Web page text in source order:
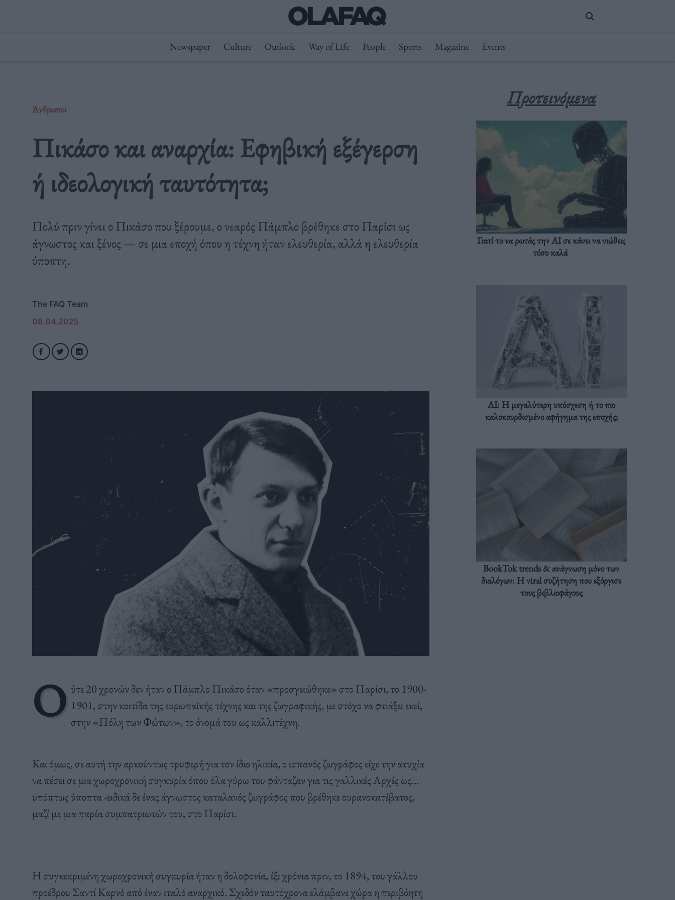
Newspaper Culture Outlook Way of Life People Sports Magazine Events
Άνθρωποι
Πικάσο και αναρχία: Εφηβική εξέγερση
ή ιδεολογική ταυτότητα;
Πολύ πριν γίνει ο Πικάσο που ξέρουμε, ο νεαρός Πάμπλο βρέθηκε στο Παρίσι ως
άγνωστος και ξένος — σε μια εποχή όπου η τέχνη ήταν ελευθερία, αλλά η ελευθερία
ύποπτη.
The FAQ Team
08.04.2025
Ο ύτε 20 χρονών δεν ήταν ο Πάμπλο Πικάσο όταν «προσγειώθηκε» στο Παρίσι, το 1900-
1901, στην κοιτίδα της ευρωπαϊκής τέχνης και της ζωγραφικής, με στόχο να φτιάξει εκεί,
στην «Πόλη των Φώτων», το όνομά του ως καλλιτέχνη.
Και όμως, σε αυτή την αρκούντως τρυφερή για τον ίδιο ηλικία, ο ισπανός ζωγράφος είχε την ατυχία
να πέσει σε μια χωροχρονική συγκυρία όπου όλα γύρω του φάνταζαν για τις γαλλικές Αρχές ως…
υπόπτως ύποπτα -ειδικά δε ένας άγνωστος καταλανός ζωγράφος που βρέθηκε ουρανοκατέβατος,
μαζί με μια παρέα συμπατριωτών του, στο Παρίσι.
Η συγκεκριμένη χωροχρονική συγκυρία ήταν η δολοφονία, έξι χρόνια πριν, το 1894, του γάλλου
προέδρου Σαντί Καρνό από έναν ιταλό αναρχικό. Σχεδόν ταυτόχρονα ελάμβανε χώρα η περιβόητη
Προτεινόμενα
Γιατί το να ρωτάς την AI σε κάνει να νιώθεις
τόσο καλά
AI: Η μεγαλύτερη υπόσχεση ή το πιο
καλοκουρδισμένο αφήγημα της εποχής;
BookTok trends & ανάγνωση μόνο των
διαλόγων: Η viral συζήτηση που εξόργισε
τους βιβλιοφάγους